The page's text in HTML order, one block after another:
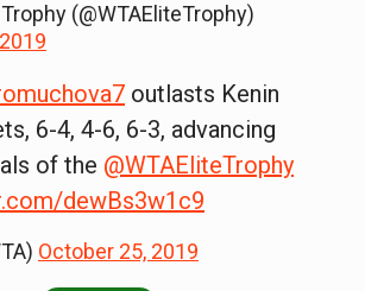
(@WTAEliteTrophy)
outlasts Kenin
6-4, 4-6, 6-3, advancing
of the @WTAEliteTrophy
dewBs3w1c9
October 25, 2019